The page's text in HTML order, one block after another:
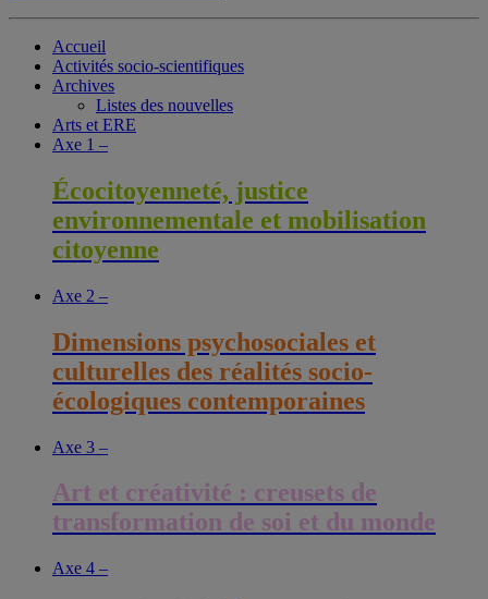
Accueil
Activités socio-scientifiques
Archives
Listes des nouvelles
Arts et ERE
Axe 1 –
Écocitoyenneté, justice
environnementale et mobilisation
citoyenne
Axe 2 –
Dimensions psychosociales et
culturelles des réalités socio-
écologiques contemporaines
Axe 3 –
Art et créativité : creusets de
transformation de soi et du monde
Axe 4 –